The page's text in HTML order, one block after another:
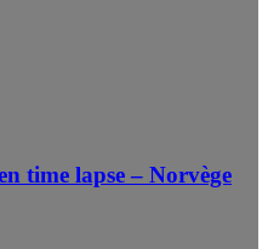
time lapse – Norvège